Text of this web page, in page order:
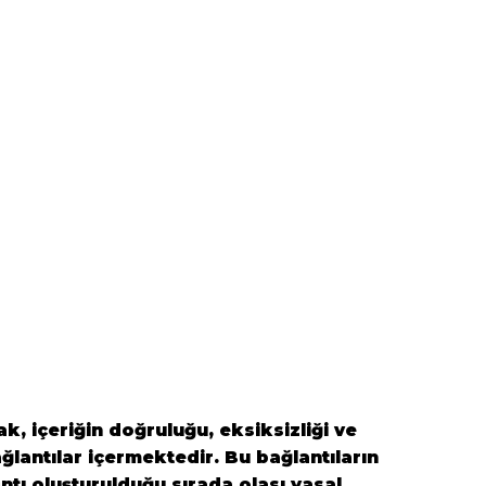
içeriğin doğruluğu, eksiksizliği ve
içermektedir. Bu bağlantıların